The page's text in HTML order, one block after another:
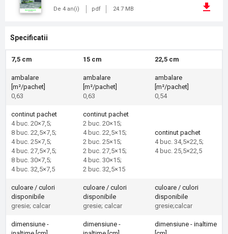
De 4 an(i) pdf 24.7 MB
Specificatii
7,5 cm 15 cm 22,5 cm
ambalare
[m²/pachet]
0,63
ambalare
[m²/pachet]
0,63
ambalare
[m²/pachet]
0,54
continut pachet
4 buc. 20×7,5;
8 buc. 22,5×7,5;
4 buc. 25×7,5;
4 buc. 27,5×7,5;
8 buc. 30×7,5;
4 buc. 32,5×7,5
continut pachet
2 buc. 20×15;
4 buc. 22,5×15;
2 buc. 25×15;
2 buc. 27,5×15;
4 buc. 30×15;
2 buc. 32,5×15
continut pachet
4 buc. 34,5×22,5;
4 buc. 25,5×22,5
culoare / culori
disponibile
gresie; calcar
culoare / culori
disponibile
gresie; calcar
culoare / culori
disponibile
gresie;calcar
dimensiune -
dimensiune -
dimensiune - inaltime